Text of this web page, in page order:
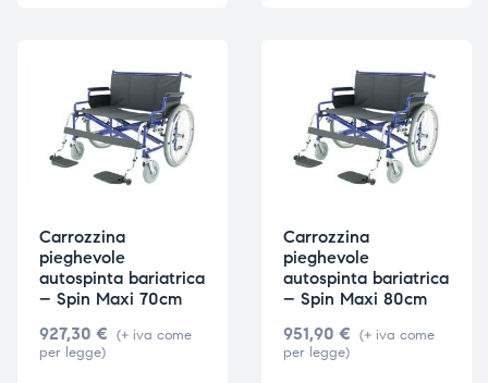
Carrozzina
pieghevole
autospinta bariatrica
– Spin Maxi 70cm
927,30 € (+ iva come
per legge)
Carrozzina
pieghevole
autospinta bariatrica
– Spin Maxi 80cm
951,90 € (+ iva come
per legge)